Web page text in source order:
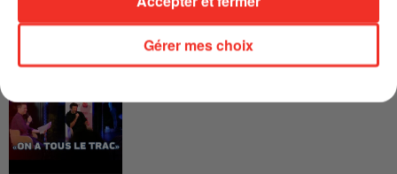
"ON A TOUS LE TRAC"
Gérer mes choix